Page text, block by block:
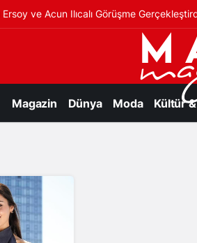
Ersoy ve Acun Ilıcalı Görüşme
Magazin Dünya Moda Kültür